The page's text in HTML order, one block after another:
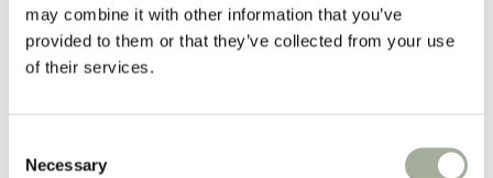
may combine it with other information that you’ve
provided to them or that they’ve collected from your use
of their services.
Selection
Necessary
Apotheek
Populaire merken: